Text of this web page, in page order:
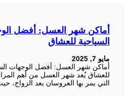
أماكن شهر العسل: أفضل
السياحية للعشاق
مايو 7, 2025
أماكن شهر العسل: أفضل الوجهات
للعشاق يُعد شهر العسل من أهم
التي يمر بها العروسان بعد الزواج،